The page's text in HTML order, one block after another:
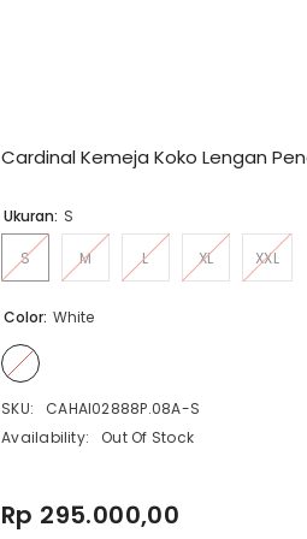
Cardinal Kemeja Koko Lengan
Ukuran: S
S M L XL XXL
Color: White
SKU:
CAHAI02888P.08A-S
Availability:
Out Of Stock
Rp 295.000,00